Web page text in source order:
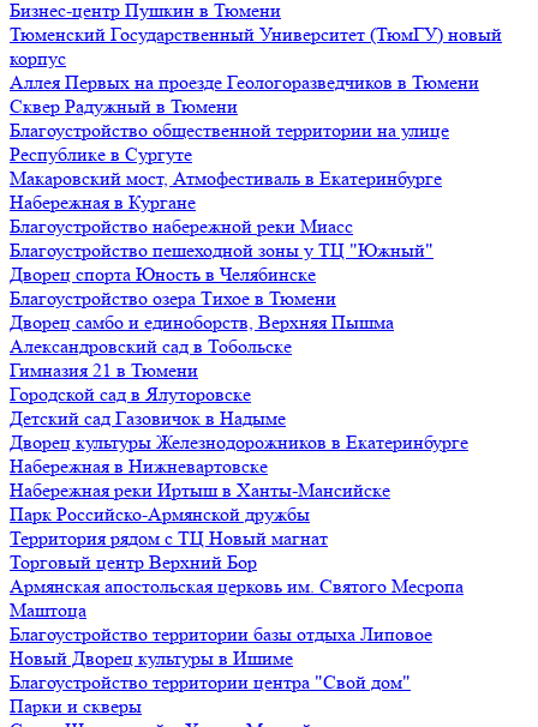
Бизнес-центр Пушкин в Тюмени
Тюменский Государственный Университет (ТюмГУ) новый
корпус
Аллея Первых на проезде Геологоразведчиков в Тюмени
Сквер Радужный в Тюмени
Благоустройство общественной территории на улице
Республике в Сургуте
Макаровский мост, Атмофестиваль в Екатеринбурге
Набережная в Кургане
Благоустройство набережной реки Миасс
Благоустройство пешеходной зоны у ТЦ "Южный"
Дворец спорта Юность в Челябинске
Благоустройство озера Тихое в Тюмени
Дворец самбо и единоборств, Верхняя Пышма
Александровский сад в Тобольске
Гимназия 21 в Тюмени
Городской сад в Ялуторовске
Детский сад Газовичок в Надыме
Дворец культуры Железнодорожников в Екатеринбурге
Набережная в Нижневартовске
Набережная реки Иртыш в Ханты-Мансийске
Парк Российско-Армянской дружбы
Территория рядом с ТЦ Новый магнат
Торговый центр Верхний Бор
Армянская апостольская церковь им. Святого Месропа
Маштоца
Благоустройство территории базы отдыха Липовое
Нoвый Двoрeц культуры в Ишимe
Благоустройство территории центра "Свой дом"
Парки и скверы